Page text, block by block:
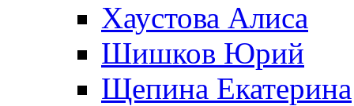
Хаустова Алиса
Шишков Юрий
Щепина Екатерина